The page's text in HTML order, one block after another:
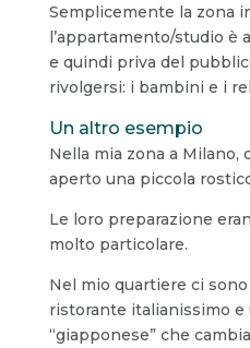
Semplicemente la zona
l’appartamento/studio è
e quindi priva del
rivolgersi: i bambini e i
Un altro esempio
Nella mia zona a Milano,
aperto una piccola
Le loro preparazione
molto particolare.
Nel mio quartiere ci
ristorante italianissimo
“giapponese” che